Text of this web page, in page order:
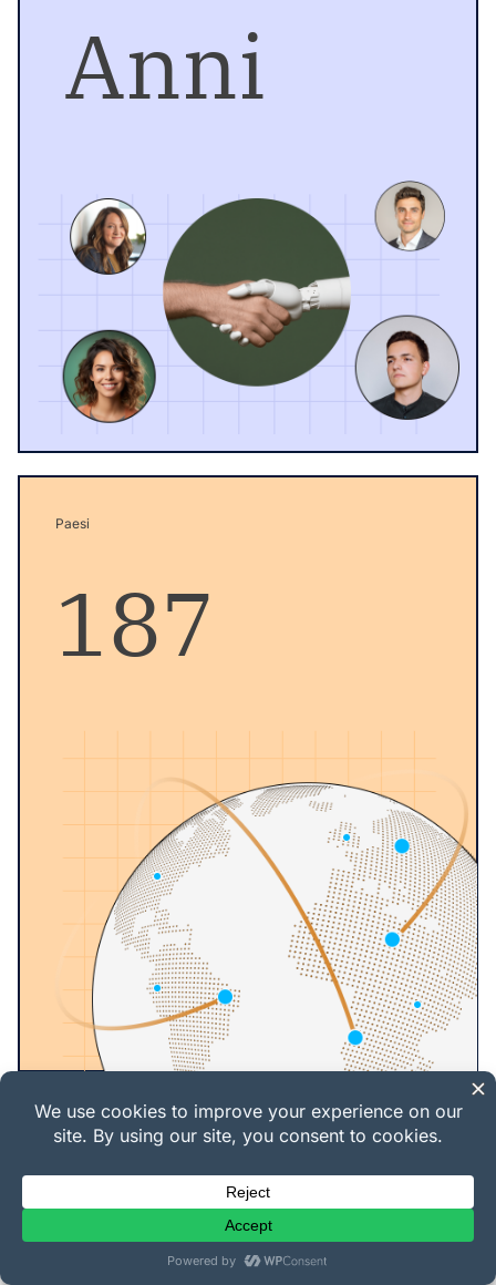
Anni
Paesi
187
Gestione licenze
software EDD: